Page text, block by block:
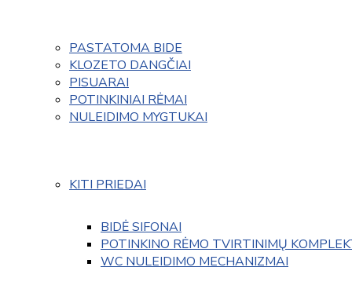
PASTATOMA BIDE
KLOZETO DANGČIAI
PISUARAI
POTINKINIAI RĖMAI
NULEIDIMO MYGTUKAI
KITI PRIEDAI
BIDĖ SIFONAI
POTINKINO RĖMO TVIRTINIMŲ
WC NULEIDIMO MECHANIZMAI